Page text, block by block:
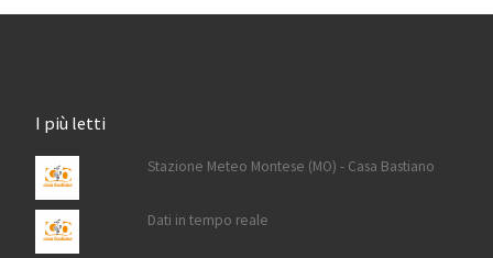
I più letti
Stazione Meteo Montese (MO) - Casa Bastiano
Dati in tempo reale